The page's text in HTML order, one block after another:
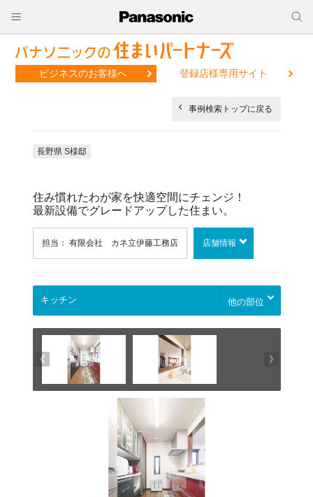
ビジネスのお客様へ 登録店様専用サイト
事例検索トップに戻る
長野県 S様邸
住み慣れたわが家を快適空間にチェンジ！
最新設備でグレードアップした住まい。
担当： 有限会社 カネ立伊藤工務店 店舗情報
他の部位